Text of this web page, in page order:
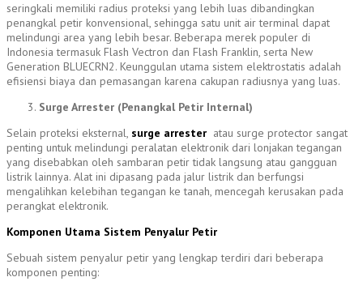
seringkali memiliki radius proteksi yang lebih luas dibandingkan
penangkal petir konvensional, sehingga satu unit air terminal dapat
melindungi area yang lebih besar. Beberapa merek populer di
Indonesia termasuk Flash Vectron dan Flash Franklin, serta New
Generation BLUECRN2. Keunggulan utama sistem elektrostatis adalah
efisiensi biaya dan pemasangan karena cakupan radiusnya yang luas.
Surge Arrester (Penangkal Petir Internal)
Selain proteksi eksternal, surge arrester atau surge protector sangat
penting untuk melindungi peralatan elektronik dari lonjakan tegangan
yang disebabkan oleh sambaran petir tidak langsung atau gangguan
listrik lainnya. Alat ini dipasang pada jalur listrik dan berfungsi
mengalihkan kelebihan tegangan ke tanah, mencegah kerusakan pada
perangkat elektronik.
Komponen Utama Sistem Penyalur Petir
Sebuah sistem penyalur petir yang lengkap terdiri dari beberapa
komponen penting: